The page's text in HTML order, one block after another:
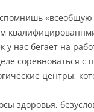
у нас бегает на
соревноваться
центры,
здоровья,